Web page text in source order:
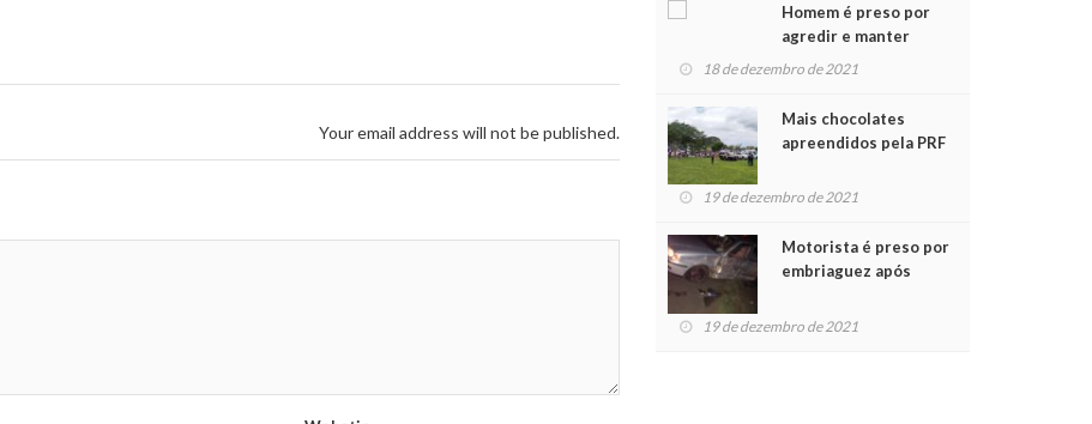
Your email address will not be published.
Homem é preso por
agredir e manter
mulher em cárcere
18 de dezembro de 2021
Mais chocolates
apreendidos pela PRF
crianças no Natal
19 de dezembro de 2021
Motorista é preso por
embriaguez após
feridos
19 de dezembro de 2021